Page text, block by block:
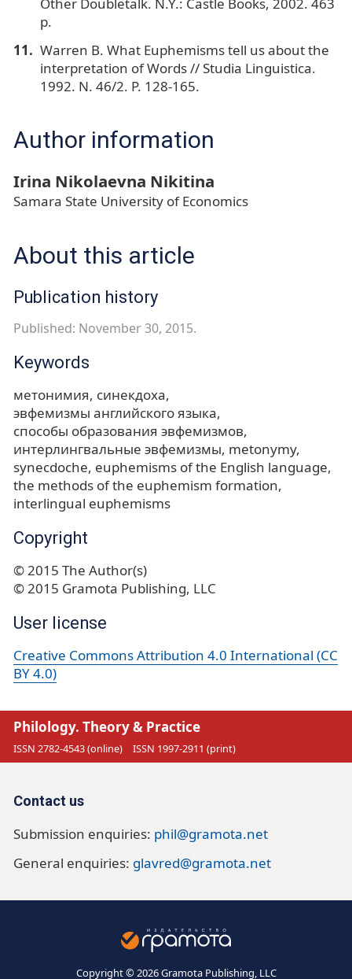
p.
Warren B. What Euphemisms tell us about the
interpretation of Words // Studia Linguistica.
1992. N. 46/2. P. 128-165.
Author information
Irina Nikolaevna Nikitina
Samara State University of Economics
About this article
Publication history
Published: November 30, 2015.
Keywords
метонимия синекдоха
эвфемизмы английского языка
способы образования эвфемизмов
интерлингвальные эвфемизмы metonymy
synecdoche euphemisms of the English language
the methods of the euphemism formation
interlingual euphemisms
Copyright
© 2015 The Author(s)
© 2015 Gramota Publishing, LLC
User license
Creative Commons Attribution 4.0 International (CC
BY 4.0)
Philology. Theory & Practice
ISSN 2782-4543 (online) ISSN 1997-2911 (print)
Contact us
Submission enquiries: phil@gramota.net
General enquiries: glavred@gramota.net
Copyright © 2026 Gramota Publishing, LLC